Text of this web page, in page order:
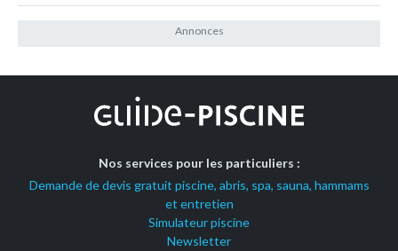
Nos services pour les particuliers :
Demande de devis gratuit piscine, abris, spa, sauna, hammams
et entretien
Simulateur piscine
Newsletter